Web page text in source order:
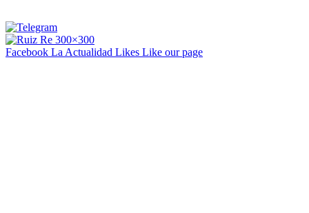
Facebook La Actualidad Likes Like our page